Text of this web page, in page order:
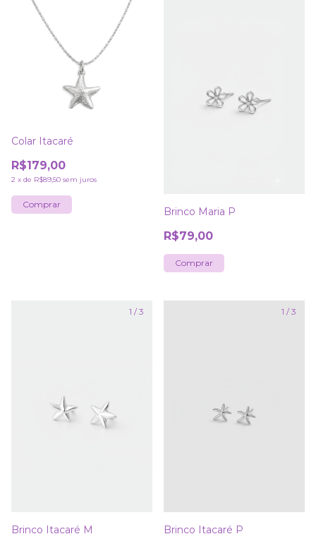
Colar Itacaré
R$179,00
2 x de R$89,50 sem juros
Brinco Maria P
R$79,00
1 /3
Brinco Itacaré M
1 /3
Brinco Itacaré P